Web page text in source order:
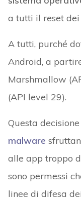
a tutti il reset
A tutti, purché
Android, a
Marshmallow
(API level 29).
Questa
malware
alle app troppo
sono permessi
linee di difesa